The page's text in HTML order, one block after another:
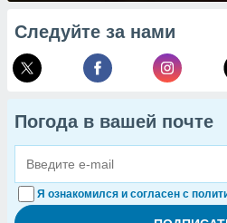
Следуйте за нами
Погода в вашей почте
Я ознакомился и согласен с